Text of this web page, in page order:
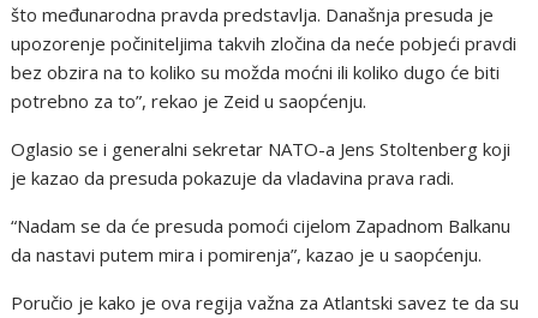
što međunarodna pravda predstavlja. Današnja presuda je
upozorenje počiniteljima takvih zločina da neće pobjeći pravdi
bez obzira na to koliko su možda moćni ili koliko dugo će biti
potrebno za to”, rekao je Zeid u saopćenju.
Oglasio se i generalni sekretar NATO-a Jens Stoltenberg koji
je kazao da presuda pokazuje da vladavina prava radi.
“Nadam se da će presuda pomoći cijelom Zapadnom Balkanu
da nastavi putem mira i pomirenja”, kazao je u saopćenju.
Poručio je kako je ova regija važna za Atlantski savez te da su